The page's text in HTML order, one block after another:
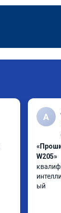
А
W205»
ый